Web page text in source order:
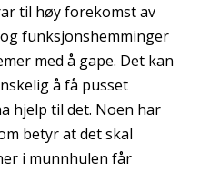
til høy forekomst av
funksjonshemminger
med å gape. Det kan
å få pusset
hjelp til det. Noen har
betyr at det skal
i munnhulen får